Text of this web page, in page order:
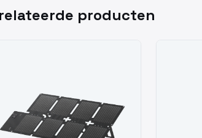
producten